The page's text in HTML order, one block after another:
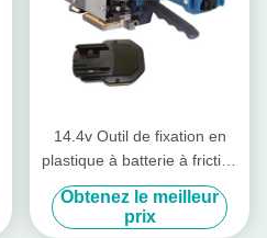
14.4v Outil de fixation en
plastique à batterie à friction
Outil de fixation à la main
Obtenez le meilleur
prix